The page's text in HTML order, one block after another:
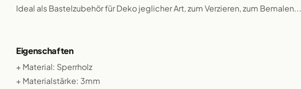
Ideal als Bastelzubehör für Deko jeglicher Art, zum Verzieren, zum Bemalen...
Eigenschaften
+ Material: Sperrholz
+ Materialstärke: 3mm